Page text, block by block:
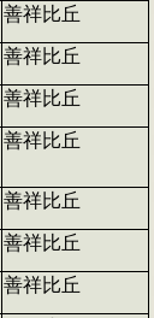
善祥比丘
善祥比丘
善祥比丘
善祥比丘
善祥比丘
善祥比丘
善祥比丘